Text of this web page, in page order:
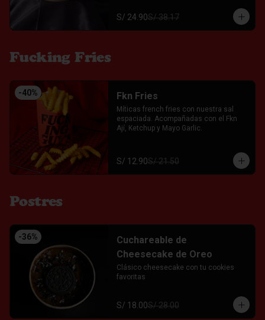
S/ 24.90S/ 38.17
Fucking Fries
-40% Fkn Fries
Míticas french fries con nuestra sal
espaciada. Acompañadas con el Fkn
Ají, Ketchup y Mayo Garlic.
S/ 12.90S/ 21.50
Postres
-36%
Cuchareable de
Cheesecake de Oreo
Clásico cheesecake con tu cookies
favoritas
S/ 18.00S/ 28.00